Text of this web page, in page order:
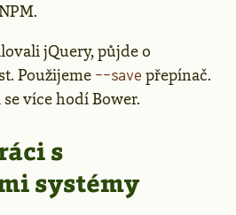
jQuery, půjde o
Použijeme --save přepínač.
více hodí Bower.
s
systémy